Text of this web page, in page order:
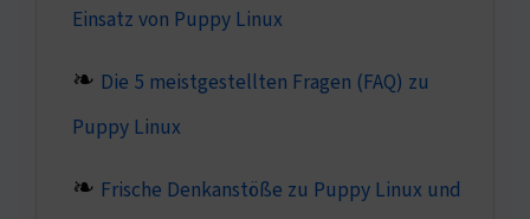
Einsatz von Puppy Linux
Die 5 meistgestellten Fragen (FAQ) zu
Puppy Linux
Frische Denkanstöße zu Puppy Linux und